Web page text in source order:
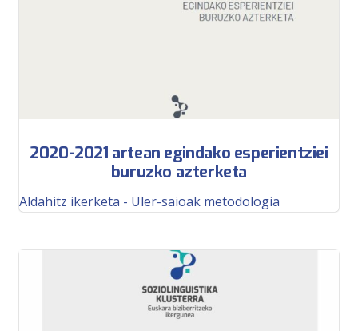
2020-2021 artean egindako esperientziei
buruzko azterketa
Aldahitz ikerketa - Uler-saioak metodologia